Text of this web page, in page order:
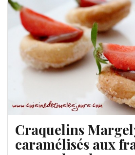
Craquelins
caramélisés aux